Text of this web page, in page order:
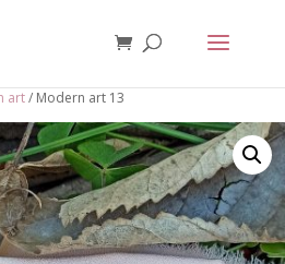
art/ Modern art 13